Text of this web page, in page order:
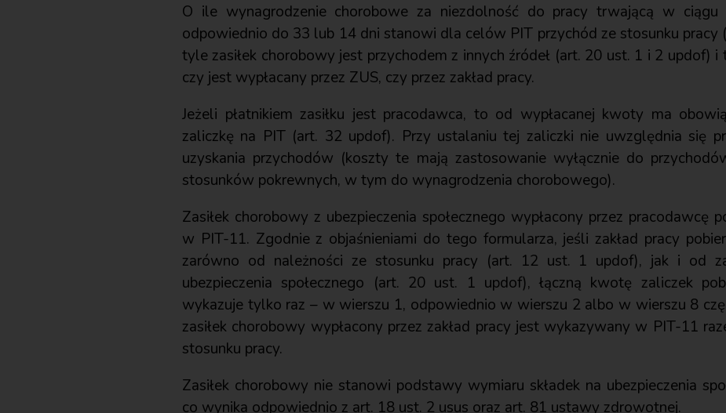
O ile wynagrodzenie chorobowe za niezdolność do pracy trwającą w ciągu
odpowiednio do 33 lub 14 dni stanowi dla celów PIT przychód ze stosunku pracy
tyle zasiłek chorobowy jest przychodem z innych źródeł (art. 20 ust. 1 i 2 updof)
czy jest wypłacany przez ZUS, czy przez zakład pracy.
Jeżeli płatnikiem zasiłku jest pracodawca, to od wypłacanej kwoty ma
zaliczkę na PIT (art. 32 updof). Przy ustalaniu tej zaliczki nie uwzględnia się
uzyskania przychodów (koszty te mają zastosowanie wyłącznie do
stosunków pokrewnych, w tym do wynagrodzenia chorobowego).
Zasiłek chorobowy z ubezpieczenia społecznego wypłacony przez pracodawcę
w PIT-11. Zgodnie z objaśnieniami do tego formularza, jeśli zakład pracy
zarówno od należności ze stosunku pracy (art. 12 ust. 1 updof), jak i od
ubezpieczenia społecznego (art. 20 ust. 1 updof), łączną kwotę zaliczek
wykazuje tylko raz – w wierszu 1, odpowiednio w wierszu 2 albo w wierszu 8
zasiłek chorobowy wypłacony przez zakład pracy jest wykazywany w PIT-11
stosunku pracy.
Zasiłek chorobowy nie stanowi podstawy wymiaru składek na ubezpieczenia
co wynika odpowiednio z art. 18 ust. 2 usus oraz art. 81 ustawy zdrowotnej.